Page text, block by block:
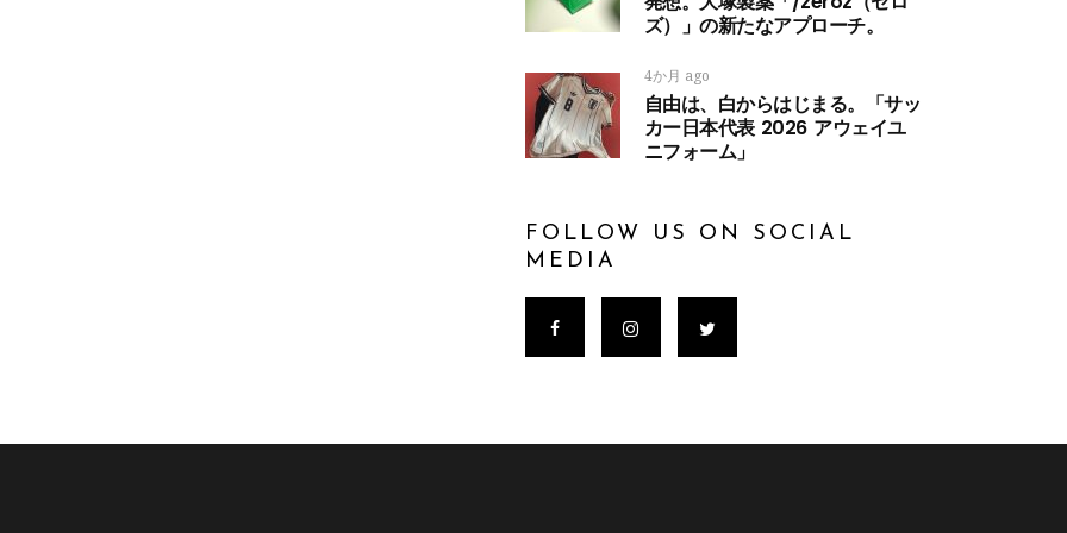
ズ）」の新たなアプローチ。
4か月 ago
自由は、白からはじまる。「サッ
カー日本代表 2026 アウェイユ
ニフォーム」
FOLLOW US ON SOCIAL
MEDIA